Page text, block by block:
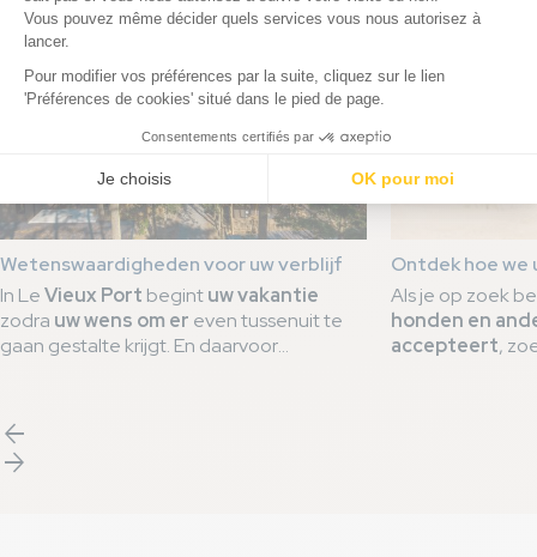
Wetenswaardigheden voor uw verblijf
In LeVieux Port begintuw vakantie
zodra uw wens om er even tussenuit te
gaan gestalte krijgt. En daarvoor
hebben we een
goede praktijken
een
Ontdek hoe we
Als je op zoek
honden en
accepteert,
arrow_back
arrow_forward